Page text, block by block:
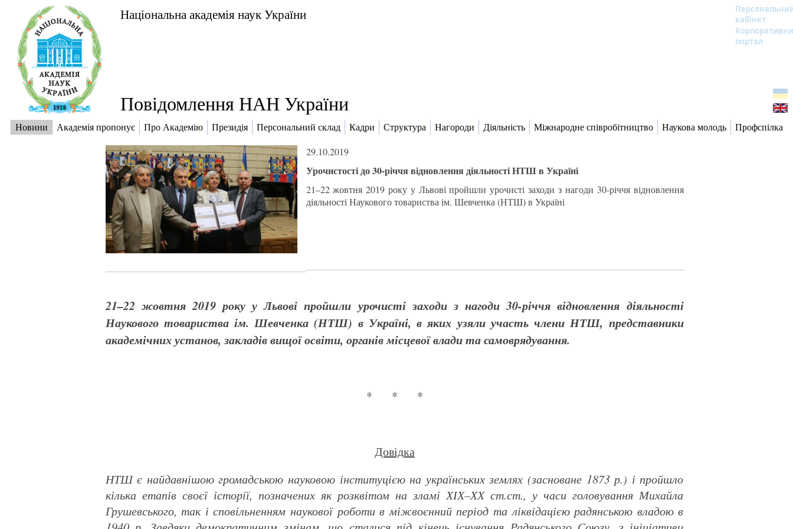
Національна академія наук України
кабінет
портал
Повідомлення НАН України
Новини Академія пропонує Про Академію Президія Персональний склад Кадри Структура Нагороди Діяльність Міжнародне співробітництво Наукова молодь Профспілка
29.10.2019
Урочистості до 30-річчя відновлення діяльності НТШ в Україні
21–22 жовтня 2019 року у Львові пройшли урочисті заходи з нагоди 30-річчя відновлення
діяльності Наукового товариства ім. Шевченка (НТШ) в Україні
21–22 жовтня 2019 року у Львові пройшли урочисті заходи з нагоди 30-річчя відновлення діяльності
Наукового товариства ім. Шевченка (НТШ) в Україні, в яких узяли участь члени НТШ, представники
академічних установ, закладів вищої освіти, органів місцевої влади та самоврядування.
* * *
Довідка
НТШ є найдавнішою громадською науковою інституцією на українських землях (засноване 1873 р.) і пройшло
кілька етапів своєї історії, позначених як розквітом на зламі ХІХ–ХХ ст.ст., у часи головування Михайла
Грушевського, так і сповільненням наукової роботи в міжвоєнний період та ліквідацією радянською владою в